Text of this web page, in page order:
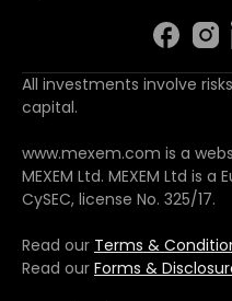
All investments involve
capital.
www.mexem.com is a
MEXEM Ltd. MEXEM Ltd is
CySEC, license No. 325/17.
Read our Terms &
Read our Forms &